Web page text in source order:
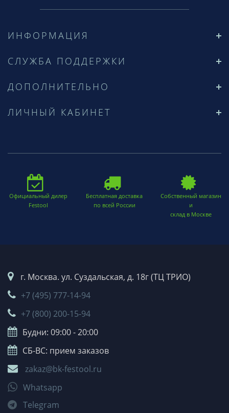
ИНФОРМАЦИЯ
СЛУЖБА ПОДДЕРЖКИ
ДОПОЛНИТЕЛЬНО
ЛИЧНЫЙ КАБИНЕТ
Официальный дилер
Festool
Бесплатная доставка
по всей России
Собственный магазин
и
склад в Москве
г. Москва. ул. Суздальская, д. 18г (ТЦ ТРИО)
+7 (495) 777-14-94
+7 (800) 200-15-94
Будни: 09:00 - 20:00
СБ-ВС: прием заказов
zakaz@bk-festool.ru
Whatsapp
Telegram